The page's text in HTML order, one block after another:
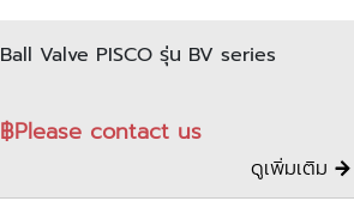
Ball Valve PISCO รุ่น BV series
฿Please contact us
ดูเพิ่มเติม